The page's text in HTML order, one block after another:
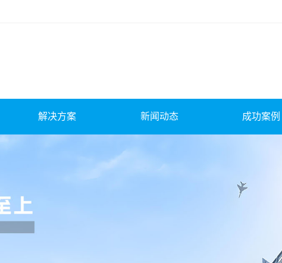
解决方案 新闻动态 成功案例